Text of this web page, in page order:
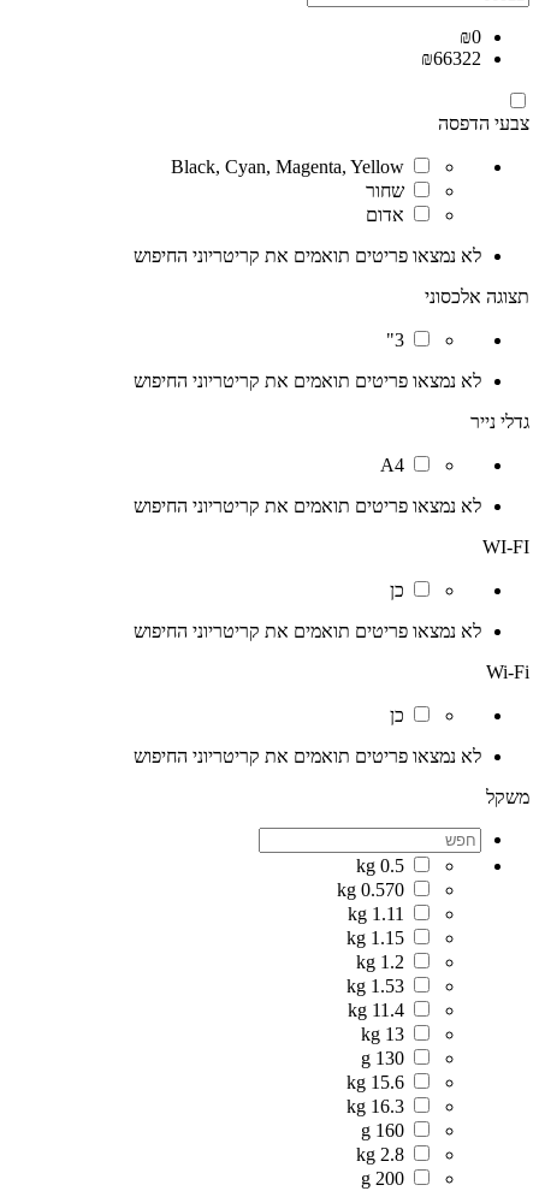
₪0
₪66322
צבעי הדפסה
Black, Cyan, Magenta, Yellow
שחור
אדום
לא נמצאו פריטים תואמים את קריטריוני החיפוש
תצוגה אלכסוני
3"
לא נמצאו פריטים תואמים את קריטריוני החיפוש
גדלי נייר
A4
לא נמצאו פריטים תואמים את קריטריוני החיפוש
WI-FI
כן
לא נמצאו פריטים תואמים את קריטריוני החיפוש
Wi-Fi
כן
לא נמצאו פריטים תואמים את קריטריוני החיפוש
משקל
0.5 kg
0.570 kg
1.11 kg
1.15 kg
1.2 kg
1.53 kg
11.4 kg
13 kg
130 g
15.6 kg
16.3 kg
160 g
2.8 kg
200 g